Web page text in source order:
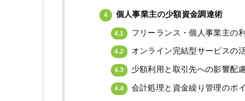
4 個人事業主の少額資金調達術
4.1 フリーランス・個人事業主の
4.2 オンライン完結型サービスの
4.3 少額利用と取引先への影響配
4.4 会計処理と資金繰り管理のポ